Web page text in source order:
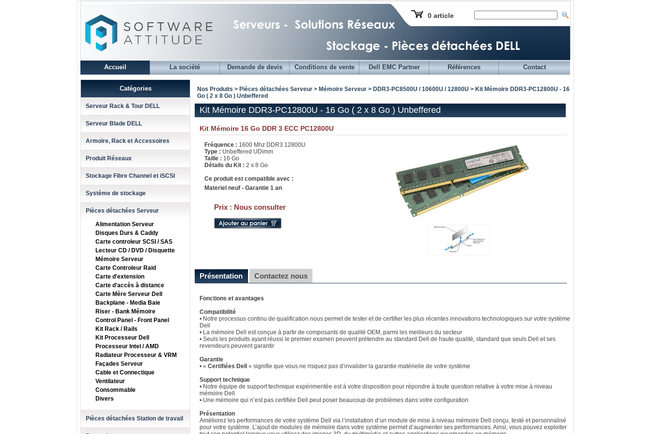
0 article
Accueil La société Demande de devis Conditions de vente Dell EMC Partner Références Contact
Catégories
Serveur Rack & Tour DELL
Serveur Blade DELL
Armoire, Rack et Accessoires
Produit Réseaux
Stockage Fibre Channel et iSCSI
Système de stockage
Pièces détachées Serveur
Alimentation Serveur
Disques Durs & Caddy
Carte controleur SCSI / SAS
Lecteur CD / DVD / Disquette
Mémoire Serveur
Carte Controleur Raid
Carte d'extension
Carte d'accès à distance
Carte Mère Serveur Dell
Backplane - Media Baie
Riser - Bank Mémoire
Control Panel - Front Panel
Kit Rack / Rails
Kit Processeur Dell
Processeur Intel / AMD
Radiateur Processeur & VRM
Façades Serveur
Cable et Connectique
Ventilateur
Consommable
Divers
Pièces détachées Station de travail
Nos Produits > Pièces détachées Serveur > Mémoire Serveur > DDR3-PC8500U / 10600U / 12800U > Kit Mémoire DDR3-PC12800U - 16
Go ( 2 x 8 Go ) Unbeffered
Kit Mémoire DDR3-PC12800U - 16 Go ( 2 x 8 Go ) Unbeffered
Kit Mémoire 16 Go DDR 3 ECC PC12800U
Fréquence : 1600 Mhz DDR3 12800U
Type : Unbeffered UDimm
Taille : 16 Go
Détails du Kit : 2 x 8 Go
Ce produit est compatible avec :
Materiel neuf - Garantie 1 an
Prix : Nous consulter
Présentation Contactez nous
Fonctions et avantages
Compatibilité
• Notre processus continu de qualification nous permet de tester et de certifier les plus récentes innovations technologiques sur votre système
Dell
• La mémoire Dell est conçue à partir de composants de qualité OEM, parmi les meilleurs du secteur
• Seuls les produits ayant réussi le premier examen peuvent prétendre au standard Dell de haute qualité, standard que seuls Dell et ses
revendeurs peuvent garantir
Garantie
• « Certifiées Dell » signifie que vous ne risquez pas d’invalider la garantie matérielle de votre système
Support technique
• Notre équipe de support technique expérimentée est à votre disposition pour répondre à toute question relative à votre mise à niveau
mémoire Dell
• Une mémoire qui n’est pas certifiée Dell peut poser beaucoup de problèmes dans votre configuration
Présentation
Améliorez les performances de votre système Dell via l’installation d’un module de mise à niveau mémoire Dell conçu, testé et personnalisé
pour votre système. L’ajout de modules de mémoire dans votre système permet d’augmenter ses performances. Ainsi, vous pouvez exploiter